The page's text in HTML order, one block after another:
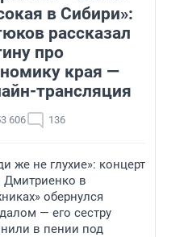
в Сибири»:
рассказал
про
края —
трансляция
606 136
же не глухие»: концерт
Дмитриенко в
обернулся
— его сестру
в пении под